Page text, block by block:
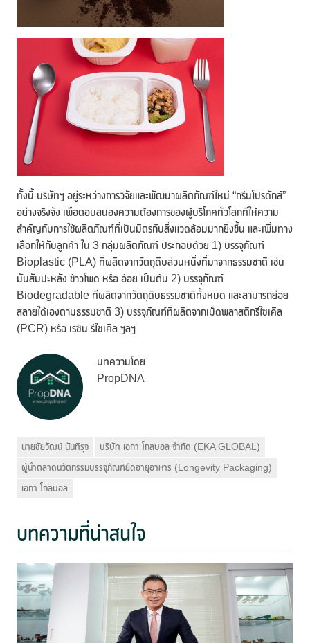
ทั้งนี้ บริษัทฯ อยู่ระหว่างการวิจัยและพัฒนาผลิตภัณฑ์ใหม่ “กรีนโปรดักส์”
อย่างจริงจัง เพื่อตอบสนองความต้องการของผู้บริโภคทั่วโลกที่ให้ความ
สำคัญกับการใช้ผลิตภัณฑ์ที่เป็นมิตรกับสิ่งแวดล้อมมากยิ่งขึ้น และเพิ่มทาง
เลือกให้กับลูกค้า ใน 3 กลุ่มผลิตภัณฑ์ ประกอบด้วย 1) บรรจุภัณฑ์
Bioplastic (PLA) ที่ผลิตจากวัตถุดิบส่วนหนึ่งที่มาจากธรรมชาติ เช่น
มันสัมปะหลัง ข้าวโพด หรือ อ้อย เป็นต้น 2) บรรจุภัณฑ์
Biodegradable ที่ผลิตจากวัตถุดิบธรรมชาติทั้งหมด และสามารถย่อย
สลายได้เองตามธรรมชาติ 3) บรรจุภัณฑ์ที่ผลิตจากเม็ดพลาสติกรีไซเคิล
(PCR) หรือ เรซิน รีไซเคิล ฯลฯ
บทความโดย
PropDNA
นายชัยวัฒน์ นันทิรุจ
บริษัท เอกา โกลบอล จำกัด (EKA GLOBAL)
ผู้นำตลาดนวัตกรรมบรรจุภัณฑ์ยืดอายุอาหาร (Longevity Packaging)
เอกา โกลบอล
บทความที่น่าสนใจ